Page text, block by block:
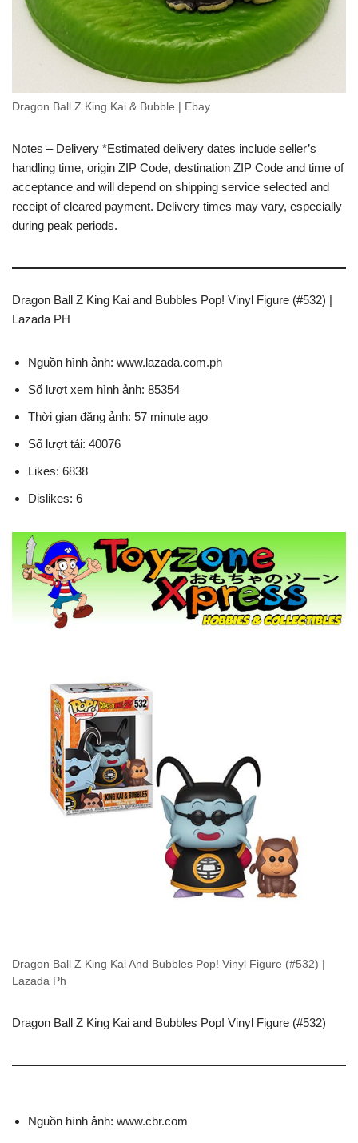
Dragon Ball Z King Kai & Bubble | Ebay
Notes – Delivery *Estimated delivery dates include seller’s
handling time, origin ZIP Code, destination ZIP Code and time of
acceptance and will depend on shipping service selected and
receipt of cleared payment. Delivery times may vary, especially
during peak periods.
Dragon Ball Z King Kai and Bubbles Pop! Vinyl Figure (#532) |
Lazada PH
Nguồn hình ảnh: www.lazada.com.ph
Số lượt xem hình ảnh: 85354
Thời gian đăng ảnh: 57 minute ago
Số lượt tải: 40076
Likes: 6838
Dislikes: 6
Dragon Ball Z King Kai And Bubbles Pop! Vinyl Figure (#532) |
Lazada Ph
Dragon Ball Z King Kai and Bubbles Pop! Vinyl Figure (#532)
Nguồn hình ảnh: www.cbr.com